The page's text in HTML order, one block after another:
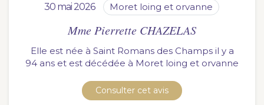
30 mai 2026 moret loing et orvanne
Mme Pierrette CHAZELAS
Elle est née à Saint Romans des Champs il y a
94 ans et est décédée à
moret loing et orvanne
Consulter cet avis